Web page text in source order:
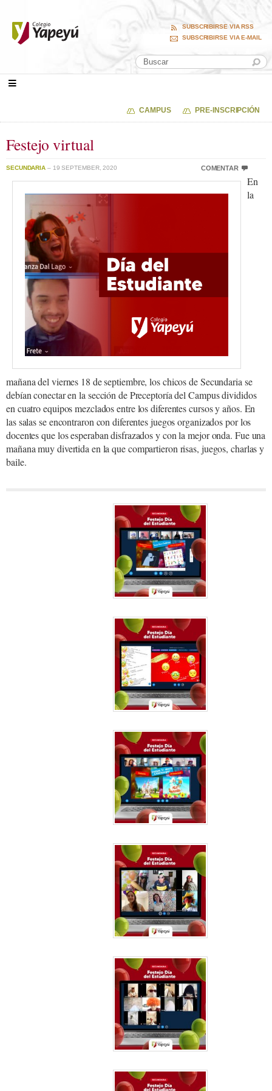
SUBSCRIBIRSE VIA RSS
SUBSCRIBIRSE VIA E-MAIL
CAMPUS PRE-INSCRIPCIÓN
Festejo virtual
SECUNDARIA – 19 SEPTEMBER, 2020 COMENTAR
En
la
mañana del viernes 18 de septiembre, los chicos de Secundaria se
debían conectar en la sección de Preceptoría del Campus divididos
en cuatro equipos mezclados entre los diferentes cursos y años. En
las salas se encontraron con diferentes juegos organizados por los
docentes que los esperaban disfrazados y con la mejor onda. Fue una
mañana muy divertida en la que compartieron risas, juegos, charlas y
baile.